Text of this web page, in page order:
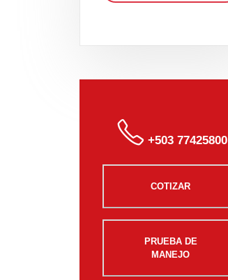
+503 77425800
COTIZAR
PRUEBA DE
MANEJO